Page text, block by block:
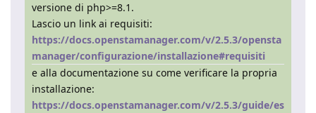
versione di php>=8.1.
Lascio un link ai requisiti:
https://docs.openstamanager.com/v/2.5.3/opensta
manager/configurazione/installazione#requisiti
e alla documentazione su come verificare la propria
installazione:
https://docs.openstamanager.com/v/2.5.3/guide/es